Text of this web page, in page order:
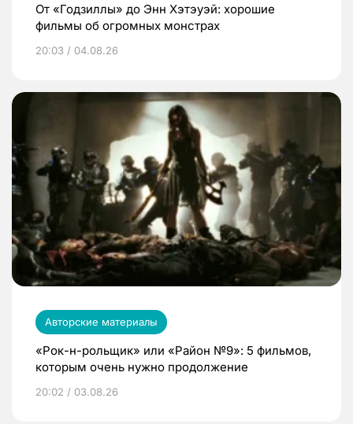
От «Годзиллы» до Энн Хэтэуэй: хорошие
фильмы об огромных монстрах
20:03 / 04.08.26
Авторские материалы
«Рок-н-рольщик» или «Район №9»: 5 фильмов,
которым очень нужно продолжение
20:02 / 03.08.26